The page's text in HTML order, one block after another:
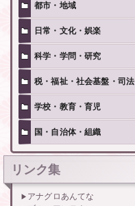
都市・地域
日常・文化・娯楽
科学・学問・研究
税・福祉・社会基盤・司法
学校・教育・育児
国・自治体・組織
リンク集
アナグロあんてな